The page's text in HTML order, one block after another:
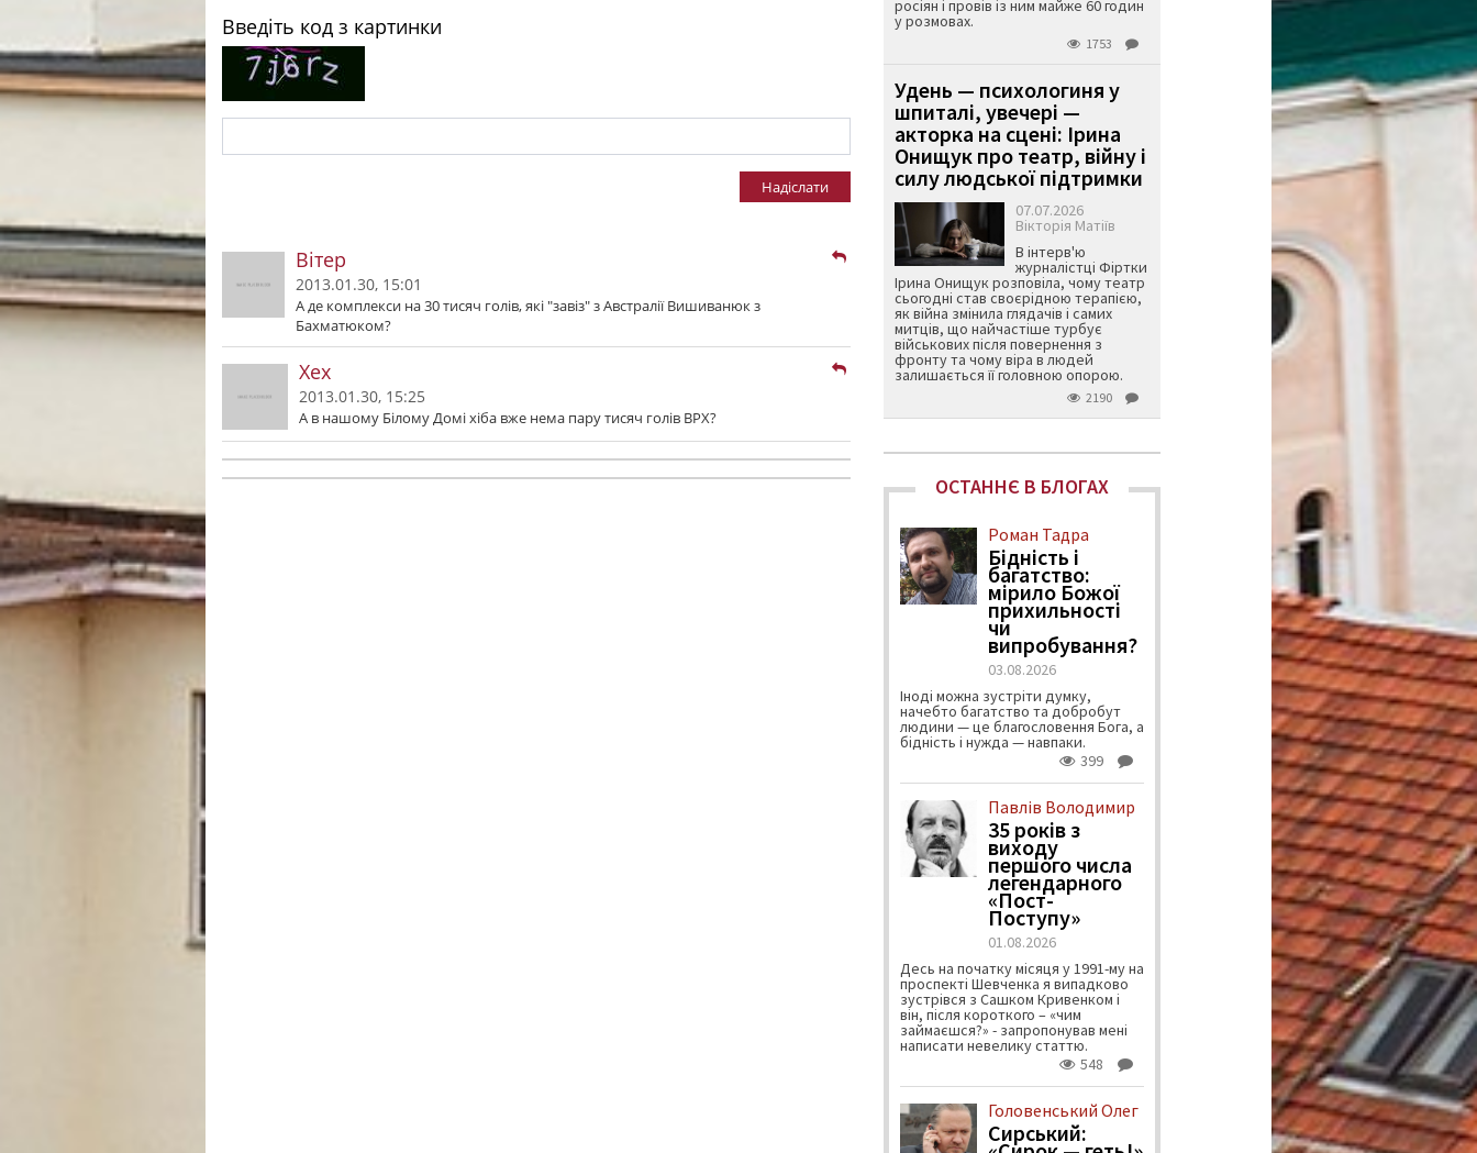
Введіть код з картинки
Надіслати
Вітер
2013.01.30, 15:01
А де комплекси на 30 тисяч голів, які "завіз" з Австралії Вишиванюк з
Бахматюком?
Хех
2013.01.30, 15:25
А в нашому Бiлому Домi хiба вже нема пару тисяч голiв ВРХ?
росіян і провів із ним майже 60 годин
у розмовах.
1753
Удень — психологиня у
шпиталі, увечері —
акторка на сцені: Ірина
Онищук про театр, війну і
силу людської підтримки
07.07.2026
Вікторія Матіїв
В інтерв'ю
журналістці Фіртки
Ірина Онищук розповіла, чому театр
сьогодні став своєрідною терапією,
як війна змінила глядачів і самих
митців, що найчастіше турбує
військових після повернення з
фронту та чому віра в людей
залишається її головною опорою.
2190
ОСТАННЄ В БЛОГАХ
Роман Тадра
Бідність і
багатство:
мірило Божої
прихильності
чи
випробування?
03.08.2026
Іноді можна зустріти думку,
начебто багатство та добробут
людини — це благословення Бога, а
бідність і нужда — навпаки.
399
Павлів Володимир
35 років з
виходу
першого числа
легендарного
«Пост-
Поступу»
01.08.2026
Десь на початку місяця у 1991-му на
проспекті Шевченка я випадково
зустрівся з Сашком Кривенком і
він, після короткого – «чим
займаєшся?» - запропонував мені
написати невелику статтю.
548
Головенський Олег
Сирський: